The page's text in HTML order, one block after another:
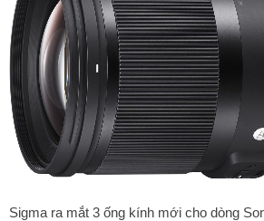
Sigma ra mắt 3 ống kính mới cho dòng